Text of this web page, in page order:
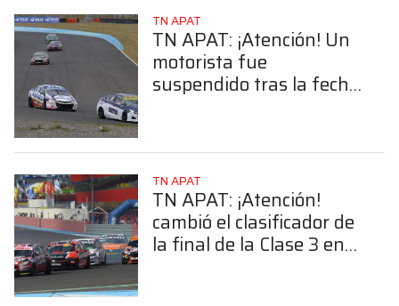
TN APAT
TN APAT: ¡Atención! Un
motorista fue
suspendido tras la fecha
TN APAT
TN APAT: ¡Atención!
cambió el clasificador de
la final de la Clase 3 en